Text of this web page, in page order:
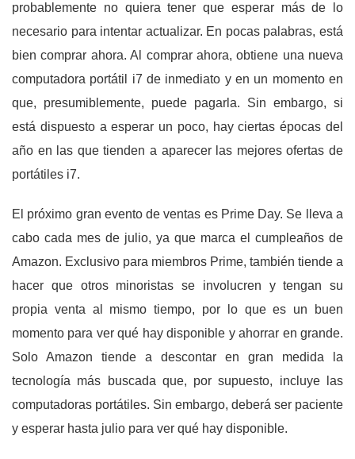
probablemente no quiera tener que esperar más de lo
necesario para intentar actualizar. En pocas palabras, está
bien comprar ahora. Al comprar ahora, obtiene una nueva
computadora portátil i7 de inmediato y en un momento en
que, presumiblemente, puede pagarla. Sin embargo, si
está dispuesto a esperar un poco, hay ciertas épocas del
año en las que tienden a aparecer las mejores ofertas de
portátiles i7.
El próximo gran evento de ventas es Prime Day. Se lleva a
cabo cada mes de julio, ya que marca el cumpleaños de
Amazon. Exclusivo para miembros Prime, también tiende a
hacer que otros minoristas se involucren y tengan su
propia venta al mismo tiempo, por lo que es un buen
momento para ver qué hay disponible y ahorrar en grande.
Solo Amazon tiende a descontar en gran medida la
tecnología más buscada que, por supuesto, incluye las
computadoras portátiles. Sin embargo, deberá ser paciente
y esperar hasta julio para ver qué hay disponible.